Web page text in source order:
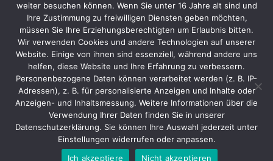
weiter besuchen können. Wenn Sie unter 16 Jahre alt sind und
Ihre Zustimmung zu freiwilligen Diensten geben möchten,
müssen Sie Ihre Erziehungsberechtigten um Erlaubnis bitten.
Wir verwenden Cookies und andere Technologien auf unserer
Website. Einige von ihnen sind essenziell, während andere uns
helfen, diese Website und Ihre Erfahrung zu verbessern.
Personenbezogene Daten können verarbeitet werden (z. B. IP-
Adressen), z. B. für personalisierte Anzeigen und Inhalte oder
Anzeigen- und Inhaltsmessung. Weitere Informationen über die
Verwendung Ihrer Daten finden Sie in unserer
Datenschutzerklärung. Sie können Ihre Auswahl jederzeit unter
Einstellungen widerrufen oder anpassen.
Ich akzeptiere
Nicht akzeptieren